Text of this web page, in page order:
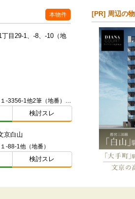
本物件
目29-1、-8、-10（地
検討スレ
京白山
-88-1他（地番）
検討スレ
[PR] 周辺の